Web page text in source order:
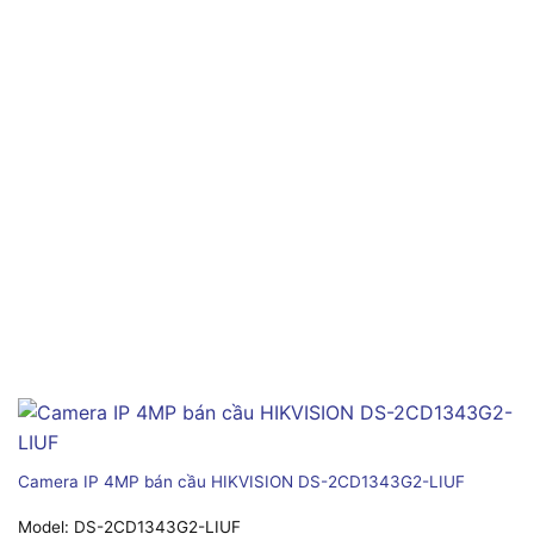
Camera IP 4MP bán cầu HIKVISION DS-2CD1343G2-LIUF
Model: DS-2CD1343G2-LIUF